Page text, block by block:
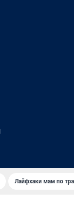
Лайфхаки мам по